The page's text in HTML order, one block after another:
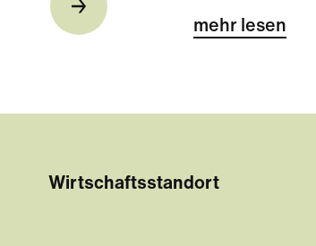
mehr lesen
Wirtschaftsstandort